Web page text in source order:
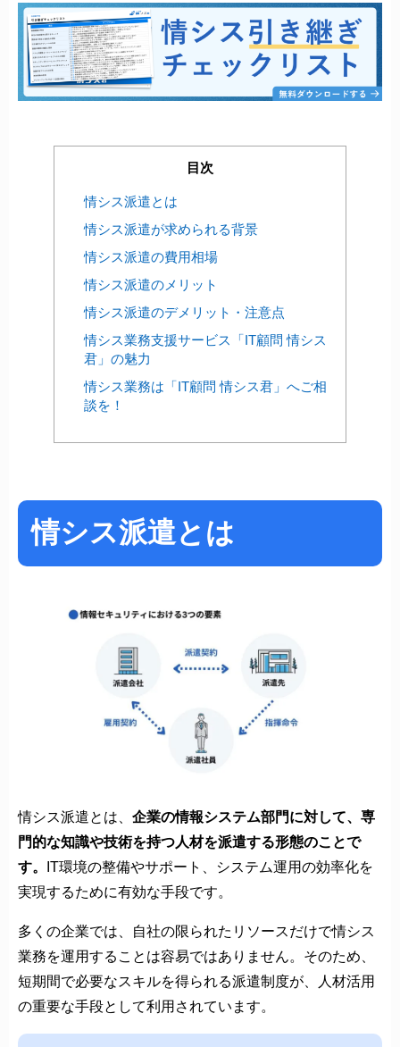
目次
情シス派遣とは
情シス派遣が求められる背景
情シス派遣の費用相場
情シス派遣のメリット
情シス派遣のデメリット・注意点
情シス業務支援サービス「IT顧問 情シス
君」の魅力
情シス業務は「IT顧問 情シス君」へご相
談を！
情シス派遣とは
情シス派遣とは、 企業の情報システム部門に対して、専
門的な知識や技術を持つ人材を派遣する形態のことで
す。
IT環境の整備やサポート、システム運用の効率化を
実現するために有効な手段です。
多くの企業では、自社の限られたリソースだけで情シス
業務を運用することは容易ではありません。そのため、
短期間で必要なスキルを得られる派遣制度が、人材活用
の重要な手段として利用されています。